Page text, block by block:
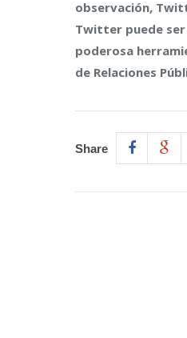
observación,
Twitter puede ser
poderosa
de Relaciones
Share